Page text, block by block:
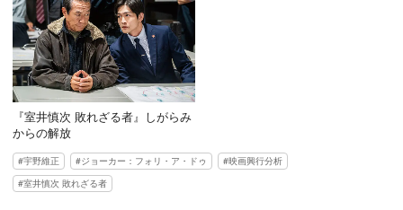
『室井慎次 敗れざる者』しがらみ
からの解放
宇野維正 ジョーカー：フォリ・ア・ドゥ
映画興行分析
室井慎次 敗れざる者